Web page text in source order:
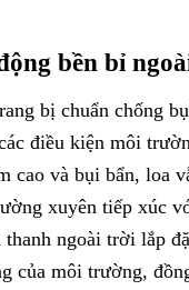
bền bỉ
bị chuẩn chống
điều kiện môi
cao và bụi bẩn, loa
xuyên tiếp xúc
thanh ngoài trời lắp
của môi trường,